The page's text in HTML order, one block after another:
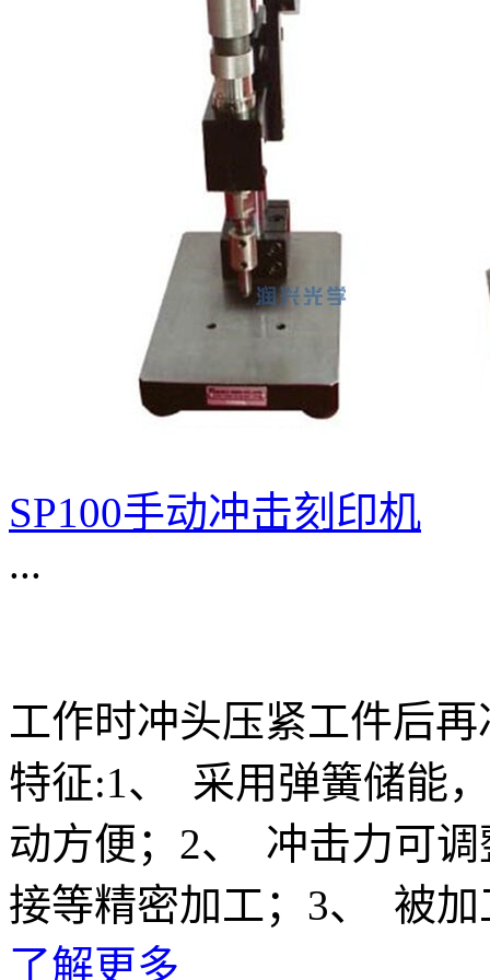
SP100手动冲击刻印机
...
工作时冲头压紧工件后
特征:1、 采用弹簧储能
动方便；2、 冲击力可
接等精密加工；3、 被
了解更多